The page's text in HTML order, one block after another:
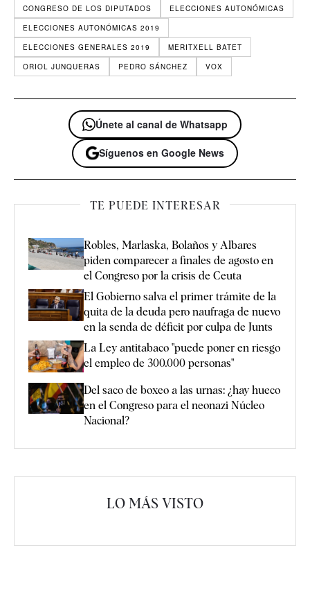
CONGRESO DE LOS DIPUTADOS
ELECCIONES AUTONÓMICAS
ELECCIONES AUTONÓMICAS 2019
ELECCIONES GENERALES 2019
MERITXELL BATET
ORIOL JUNQUERAS
PEDRO SÁNCHEZ VOX
Únete al canal de Whatsapp
Síguenos en Google News
TE PUEDE INTERESAR
Robles, Marlaska, Bolaños y Albares
piden comparecer a finales de agosto en
el Congreso por la crisis de Ceuta
El Gobierno salva el primer trámite de la
quita de la deuda pero naufraga de nuevo
en la senda de déficit por culpa de Junts
La Ley antitabaco "puede poner en riesgo
el empleo de 300.000 personas"
Del saco de boxeo a las urnas: ¿hay hueco
en el Congreso para el neonazi Núcleo
Nacional?
LO MÁS VISTO